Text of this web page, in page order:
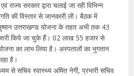
राज्य सरकार द्वारा चलाई जा रही विभिन्न
की विस्तार से जानकारी ली। बैठक में
उत्तराखण्ड योजना के तहत अभी तक 43
किये जा चुके हैं। 02 लाख 55 हजार से
का लाभ लिया है। अस्पतालों का भुगतान
है।
से सचिव स्वास्थ्य अमित नेगी, प्रभारी सचिव